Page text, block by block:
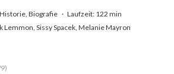
Biografie
Laufzeit: 122 min
Lemmon, Sissy Spacek, Melanie Mayron